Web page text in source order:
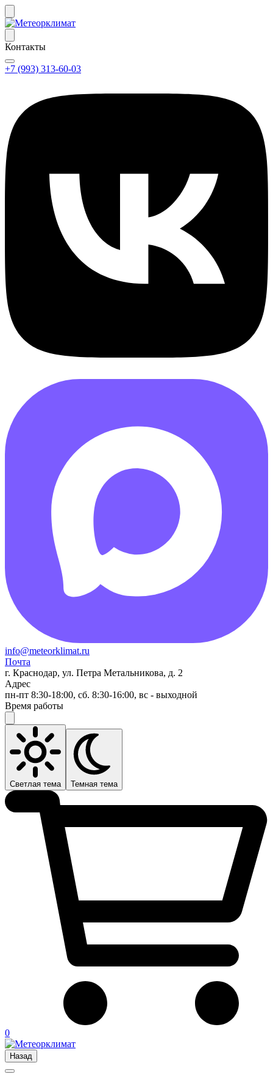
Контакты
+7 (993) 313-60-03
info@meteorklimat.ru
Почта
г. Краснодар, ул. Петра Метальникова, д. 2
Адрес
пн-пт 8:30-18:00, сб. 8:30-16:00, вс - выходной
Время работы
Светлая тема Темная тема
0
Назад